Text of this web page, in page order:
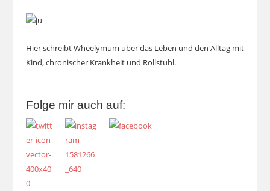
Hier schreibt Wheelymum über das Leben und den Alltag mit
Kind, chronischer Krankheit und Rollstuhl.
Folge mir auch auf: